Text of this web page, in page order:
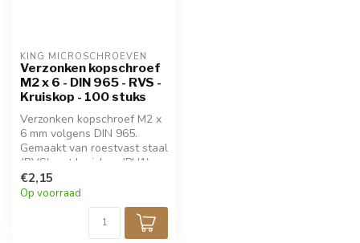
KING MICROSCHROEVEN
Verzonken kopschroef
M2 x 6 - DIN 965 - RVS -
Kruiskop - 100 stuks
Verzonken kopschroef M2 x
6 mm volgens DIN 965.
Gemaakt van roestvast staal
(RVS) met kruiskop (PH1).
Ideaal voor nette, vlakke
bevestiging in metaal,
kunststof of hout.
Corrosiebestendig en
duurzaam. Verpakt per 100
€2,15
Op voorraad